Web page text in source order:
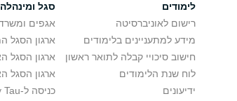
לימודים
רישום לאוניברסיטה
מידע למתעניינים בלימודים
חישוב סיכויי קבלה לתואר ראשון
לוח שנת הלימודים
ידיעונים
סגל ומינהלה
אגפים
ארגון הסגל
ארגון הסגל
ארגון הסגל
כניסה ל-My Tau